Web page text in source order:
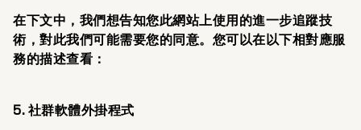
在下文中，我們想告知您此網站上使用的進一步追蹤技
術，對此我們可能需要您的同意。您可以在以下相對應服
務的描述查看：
5. 社群軟體外掛程式